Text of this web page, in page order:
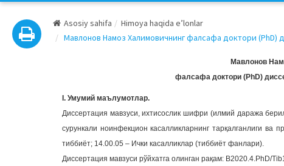
Asosiy sahifa
Himoya haqida e’lonlar
Мавлонов Намоз Халимовичнинг фалсафа доктори (PhD)
Мавлонов
фалсафа доктори (PhD)
I. Умумий маълумотлар.
Диссертация мавзуси, ихтисослик шифри (илмий даража
сурункали ноинфекцион касалликларнинг тарқалганлиги
тиббиёт; 14.00.05 – Ички касалликлар (тиббиёт фанлари).
Диссертация мавзуси рўйхатга олинган рақам: В2020.4.PhD/